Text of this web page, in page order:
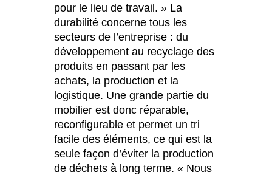
pour le lieu de travail. » La
durabilité concerne tous les
secteurs de l’entreprise : du
développement au recyclage des
produits en passant par les
achats, la production et la
logistique. Une grande partie du
mobilier est donc réparable,
reconfigurable et permet un tri
facile des éléments, ce qui est la
seule façon d’éviter la production
de déchets à long terme. « Nous